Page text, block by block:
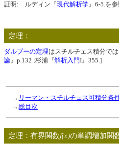
証明: ルディン『現代解析学』6-5.を
定理：
ダルブーの定理はスチルチェス積分で
論』p.132 ;杉浦『解析入門I』355.]
→ リーマン・スチルチェス可積分条
→総目次
定理：有界関数f(x)の単調増加関